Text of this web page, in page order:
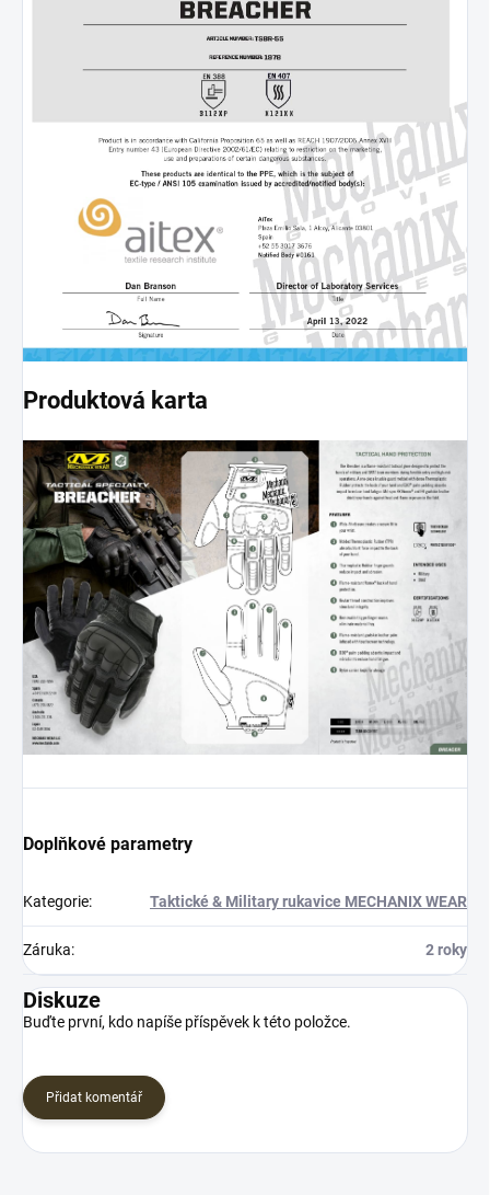
Produktová karta
Doplňkové parametry
Kategorie: Taktické & Military rukavice MECHANIX WEAR
Záruka: 2 roky
Diskuze
Buďte první, kdo napíše příspěvek k této položce.
Přidat komentář